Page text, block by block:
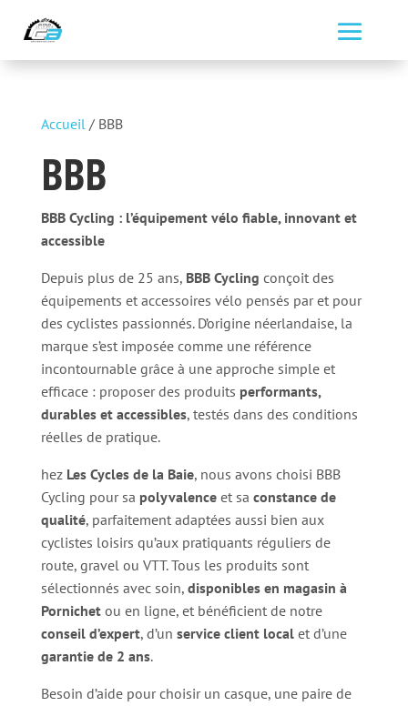
Accueil/ BBB
BBB
BBB Cycling : l’équipement vélo fiable, innovant et
accessible
Depuis plus de 25 ans, BBB Cycling conçoit des
équipements et accessoires vélo pensés par et pour
des cyclistes passionnés. D’origine néerlandaise, la
marque s’est imposée comme une référence
incontournable grâce à une approche simple et
efficace : proposer des produits performants,
durables et accessibles, testés dans des conditions
réelles de pratique.
hez Les Cycles de la Baie, nous avons choisi BBB
Cycling pour sa polyvalenceet sa constance de
qualité, parfaitement adaptées aussi bien aux
cyclistes loisirs qu’aux pratiquants réguliers de
route, gravel ou VTT. Tous les produits sont
sélectionnés avec soin, disponibles en magasin à
Pornichetou en ligne, et bénéficient de notre
conseil d’expert, d’un service client localet d’une
garantie de 2 ans.
Besoin d’aide pour choisir un casque, une paire de